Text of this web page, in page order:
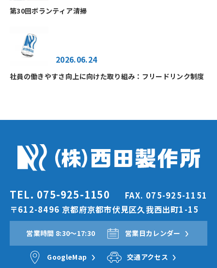
第30回ボランティア清掃
2026.06.24
社員の働きやすさ向上に向けた取り組み：フリードリンク制度
TEL. 075-925-1150
FAX. 075-925-1151
〒612-8496 京都府京都市伏見区久我西出町1-15
営業時間 8:30〜17:30 営業日カレンダー
GoogleMap 交通アクセス